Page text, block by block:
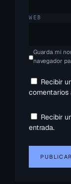
WEB
Guarda mi
navegador
Recibir
comentarios
Recibir
entrada.